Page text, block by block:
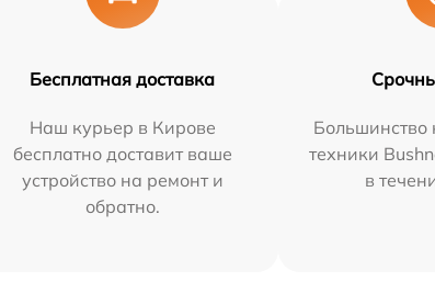
Бесплатная доставка
Наш курьер в Кирове
бесплатно доставит ваше
устройство на ремонт и
обратно.
Большинство
техники
в